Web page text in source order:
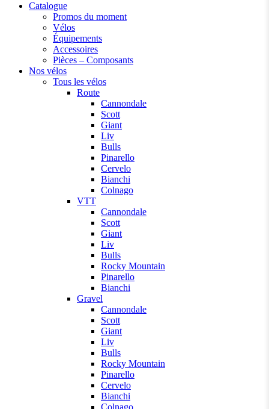
Catalogue
Promos du moment
Vélos
Équipements
Accessoires
Pièces – Composants
Nos vélos
Tous les vélos
Route
Cannondale
Scott
Giant
Liv
Bulls
Pinarello
Cervelo
Bianchi
Colnago
VTT
Cannondale
Scott
Giant
Liv
Bulls
Rocky Mountain
Pinarello
Bianchi
Gravel
Cannondale
Scott
Giant
Liv
Bulls
Rocky Mountain
Pinarello
Cervelo
Bianchi
Colnago